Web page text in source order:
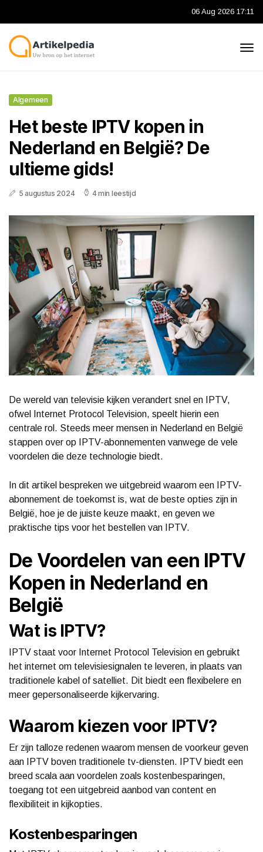
06 Aug 2026 17:11
Algemeen
Het beste IPTV kopen in
Nederland en België? De
ultieme gids!
5 augustus 2024 4 min leestijd
De wereld van televisie kijken verandert snel en IPTV,
ofwel Internet Protocol Television, speelt hierin een
centrale rol. Steeds meer mensen in Nederland en België
stappen over op IPTV-abonnementen vanwege de vele
voordelen die deze technologie biedt.
In dit artikel bespreken we uitgebreid waarom een IPTV-
abonnement de toekomst is, wat de beste opties zijn in
België, hoe je de juiste keuze maakt, en geven we
praktische tips voor het bestellen van IPTV.
De Voordelen van een IPTV
Kopen in Nederland en
België
Wat is IPTV?
IPTV staat voor Internet Protocol Television en gebruikt
het internet om televisiesignalen te leveren, in plaats van
traditionele kabel of satelliet. Dit biedt een flexibelere en
meer gepersonaliseerde kijkervaring.
Waarom kiezen voor IPTV?
Er zijn talloze redenen waarom mensen de voorkeur geven
aan IPTV boven traditionele tv-diensten. IPTV biedt een
breed scala aan voordelen zoals kostenbesparingen,
toegang tot een uitgebreid aanbod van content en
flexibiliteit in kijkopties.
Kostenbesparingen